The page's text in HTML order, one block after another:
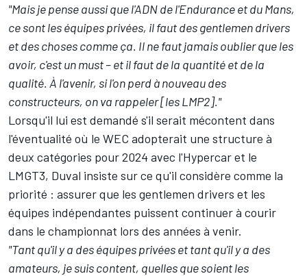
"Mais je pense aussi que l'ADN de l'Endurance et du Mans,
ce sont les équipes privées, il faut des gentlemen drivers
et des choses comme ça. Il ne faut jamais oublier que les
avoir, c'est un must – et il faut de la quantité et de la
qualité. À l'avenir, si l'on perd à nouveau des
constructeurs, on va rappeler [les LMP2]."
Lorsqu'il lui est demandé s'il serait mécontent dans
l'éventualité où le WEC adopterait une structure à
deux catégories pour 2024 avec l'Hypercar et le
LMGT3, Duval insiste sur ce qu'il considère comme la
priorité : assurer que les gentlemen drivers et les
équipes indépendantes puissent continuer à courir
dans le championnat lors des années à venir.
"Tant qu'il y a des équipes privées et tant qu'il y a des
amateurs, je suis content, quelles que soient les